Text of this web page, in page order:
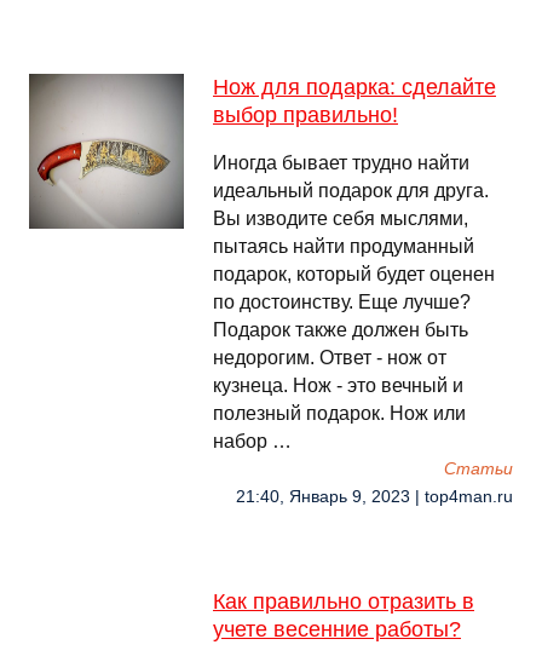
Нож для подарка: сделайте
выбор правильно!
Иногда бывает трудно найти
идеальный подарок для друга.
Вы изводите себя мыслями,
пытаясь найти продуманный
подарок, который будет оценен
по достоинству. Еще лучше?
Подарок также должен быть
недорогим. Ответ - нож от
кузнеца. Нож - это вечный и
полезный подарок. Нож или
набор …
Cтатьи
21:40, Январь 9, 2023 | top4man.ru
Как правильно отразить в
учете весенние работы?